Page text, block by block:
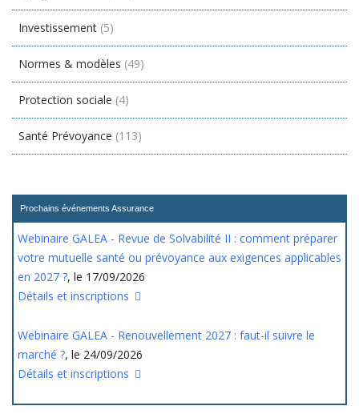
Investissement (5)
Normes & modèles (49)
Protection sociale (4)
Santé Prévoyance (113)
Prochains événements Assurance
Webinaire GALEA - Revue de Solvabilité II : comment préparer
votre mutuelle santé ou prévoyance aux exigences applicables
en 2027 ?, le 17/09/2026
Détails et inscriptions
Webinaire GALEA - Renouvellement 2027 : faut-il suivre le
marché ?, le 24/09/2026
Détails et inscriptions